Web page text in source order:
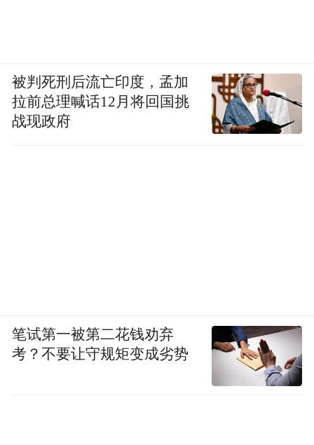
被判死刑后流亡印度，孟加
拉前总理喊话12月将回国挑
战现政府
笔试第一被第二花钱劝弃
考？不要让守规矩变成劣势